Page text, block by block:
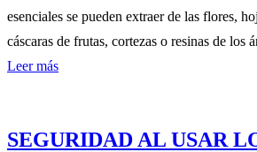
esenciales se pueden extraer de las flores,
cáscaras de frutas, cortezas o resinas de los
Leer más
SEGURIDAD AL USAR